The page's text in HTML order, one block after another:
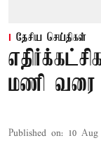
தேசிய செய்திகள்
மணி வரை
Published on: 10 Aug